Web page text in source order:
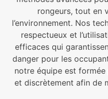
rongeurs, tout en
l’environnement. Nos
respectueux et
efficaces qui
danger pour les
notre équipe est
et discrètement afin de